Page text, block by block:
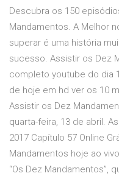
Descubra os 150
Mandamentos. A Melhor
superar é uma história
sucesso. Assistir os Dez
completo youtube do dia
de hoje em hd ver os 10
Assistir os Dez
quarta-feira, 13 de abril.
2017 Capítulo 57 Online
Mandamentos hoje ao
“Os Dez Mandamentos”,